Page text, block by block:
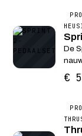
De
€